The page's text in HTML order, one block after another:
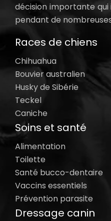
décision importante
pendant de
Races de chiens
Chihuahua
Bouvier australien
Husky de Sibérie
Teckel
Caniche
Soins et santé
Alimentation
Toilette
Santé bucco-dentaire
Vaccins essentiels
Prévention parasite
Dressage canin